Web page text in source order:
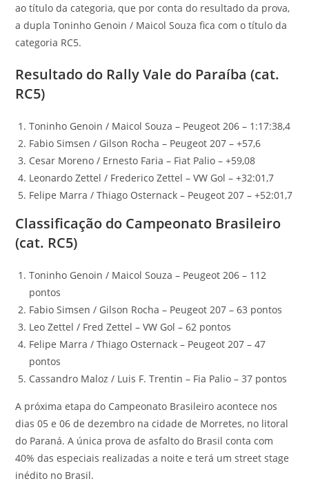
ao título da categoria, que por conta do resultado da prova,
a dupla Toninho Genoin / Maicol Souza fica com o título da
categoria RC5.
Resultado do Rally Vale do Paraíba (cat.
RC5)
Toninho Genoin / Maicol Souza – Peugeot 206 – 1:17:38,4
Fabio Simsen / Gilson Rocha – Peugeot 207 – +57,6
Cesar Moreno / Ernesto Faria – Fiat Palio – +59,08
Leonardo Zettel / Frederico Zettel – VW Gol – +32:01,7
Felipe Marra / Thiago Osternack – Peugeot 207 – +52:01,7
Classificação do Campeonato Brasileiro
(cat. RC5)
Toninho Genoin / Maicol Souza – Peugeot 206 – 112
pontos
Fabio Simsen / Gilson Rocha – Peugeot 207 – 63 pontos
Leo Zettel / Fred Zettel – VW Gol – 62 pontos
Felipe Marra / Thiago Osternack – Peugeot 207 – 47
pontos
Cassandro Maloz / Luis F. Trentin – Fia Palio – 37 pontos
A próxima etapa do Campeonato Brasileiro acontece nos
dias 05 e 06 de dezembro na cidade de Morretes, no litoral
do Paraná. A única prova de asfalto do Brasil conta com
40% das especiais realizadas a noite e terá um street stage
inédito no Brasil.